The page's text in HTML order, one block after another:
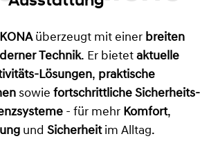
überzeugt mit einer breiten
Technik. Er bietet aktuelle
Lösungen, praktische
sowie fortschrittliche Sicherheits-
- für mehr Komfort,
und Sicherheitim Alltag.